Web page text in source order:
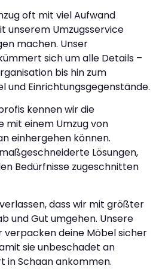
oft mit viel Aufwand
unserem Umzugsservice
machen. Unser
sich um alle Details –
bis hin zum
und Einrichtungsgegenstände.
kennen wir die
mit einem Umzug von
einhergehen können.
Lösungen,
Bedürfnisse zugeschnitten
dass wir mit größter
und Gut umgehen. Unsere
deine Möbel sicher
sie unbeschadet an
in Schaan ankommen.